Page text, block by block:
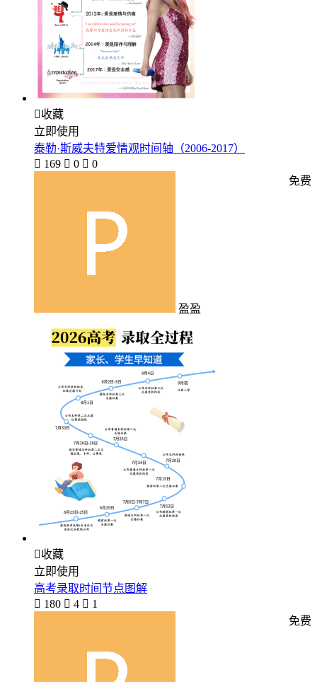
收藏
立即使用
泰勒·斯威夫特爱情观时间轴（2006-2017）
 169  0  0
盈盈
免费
收藏
立即使用
高考录取时间节点图解
 180  4  1
免费